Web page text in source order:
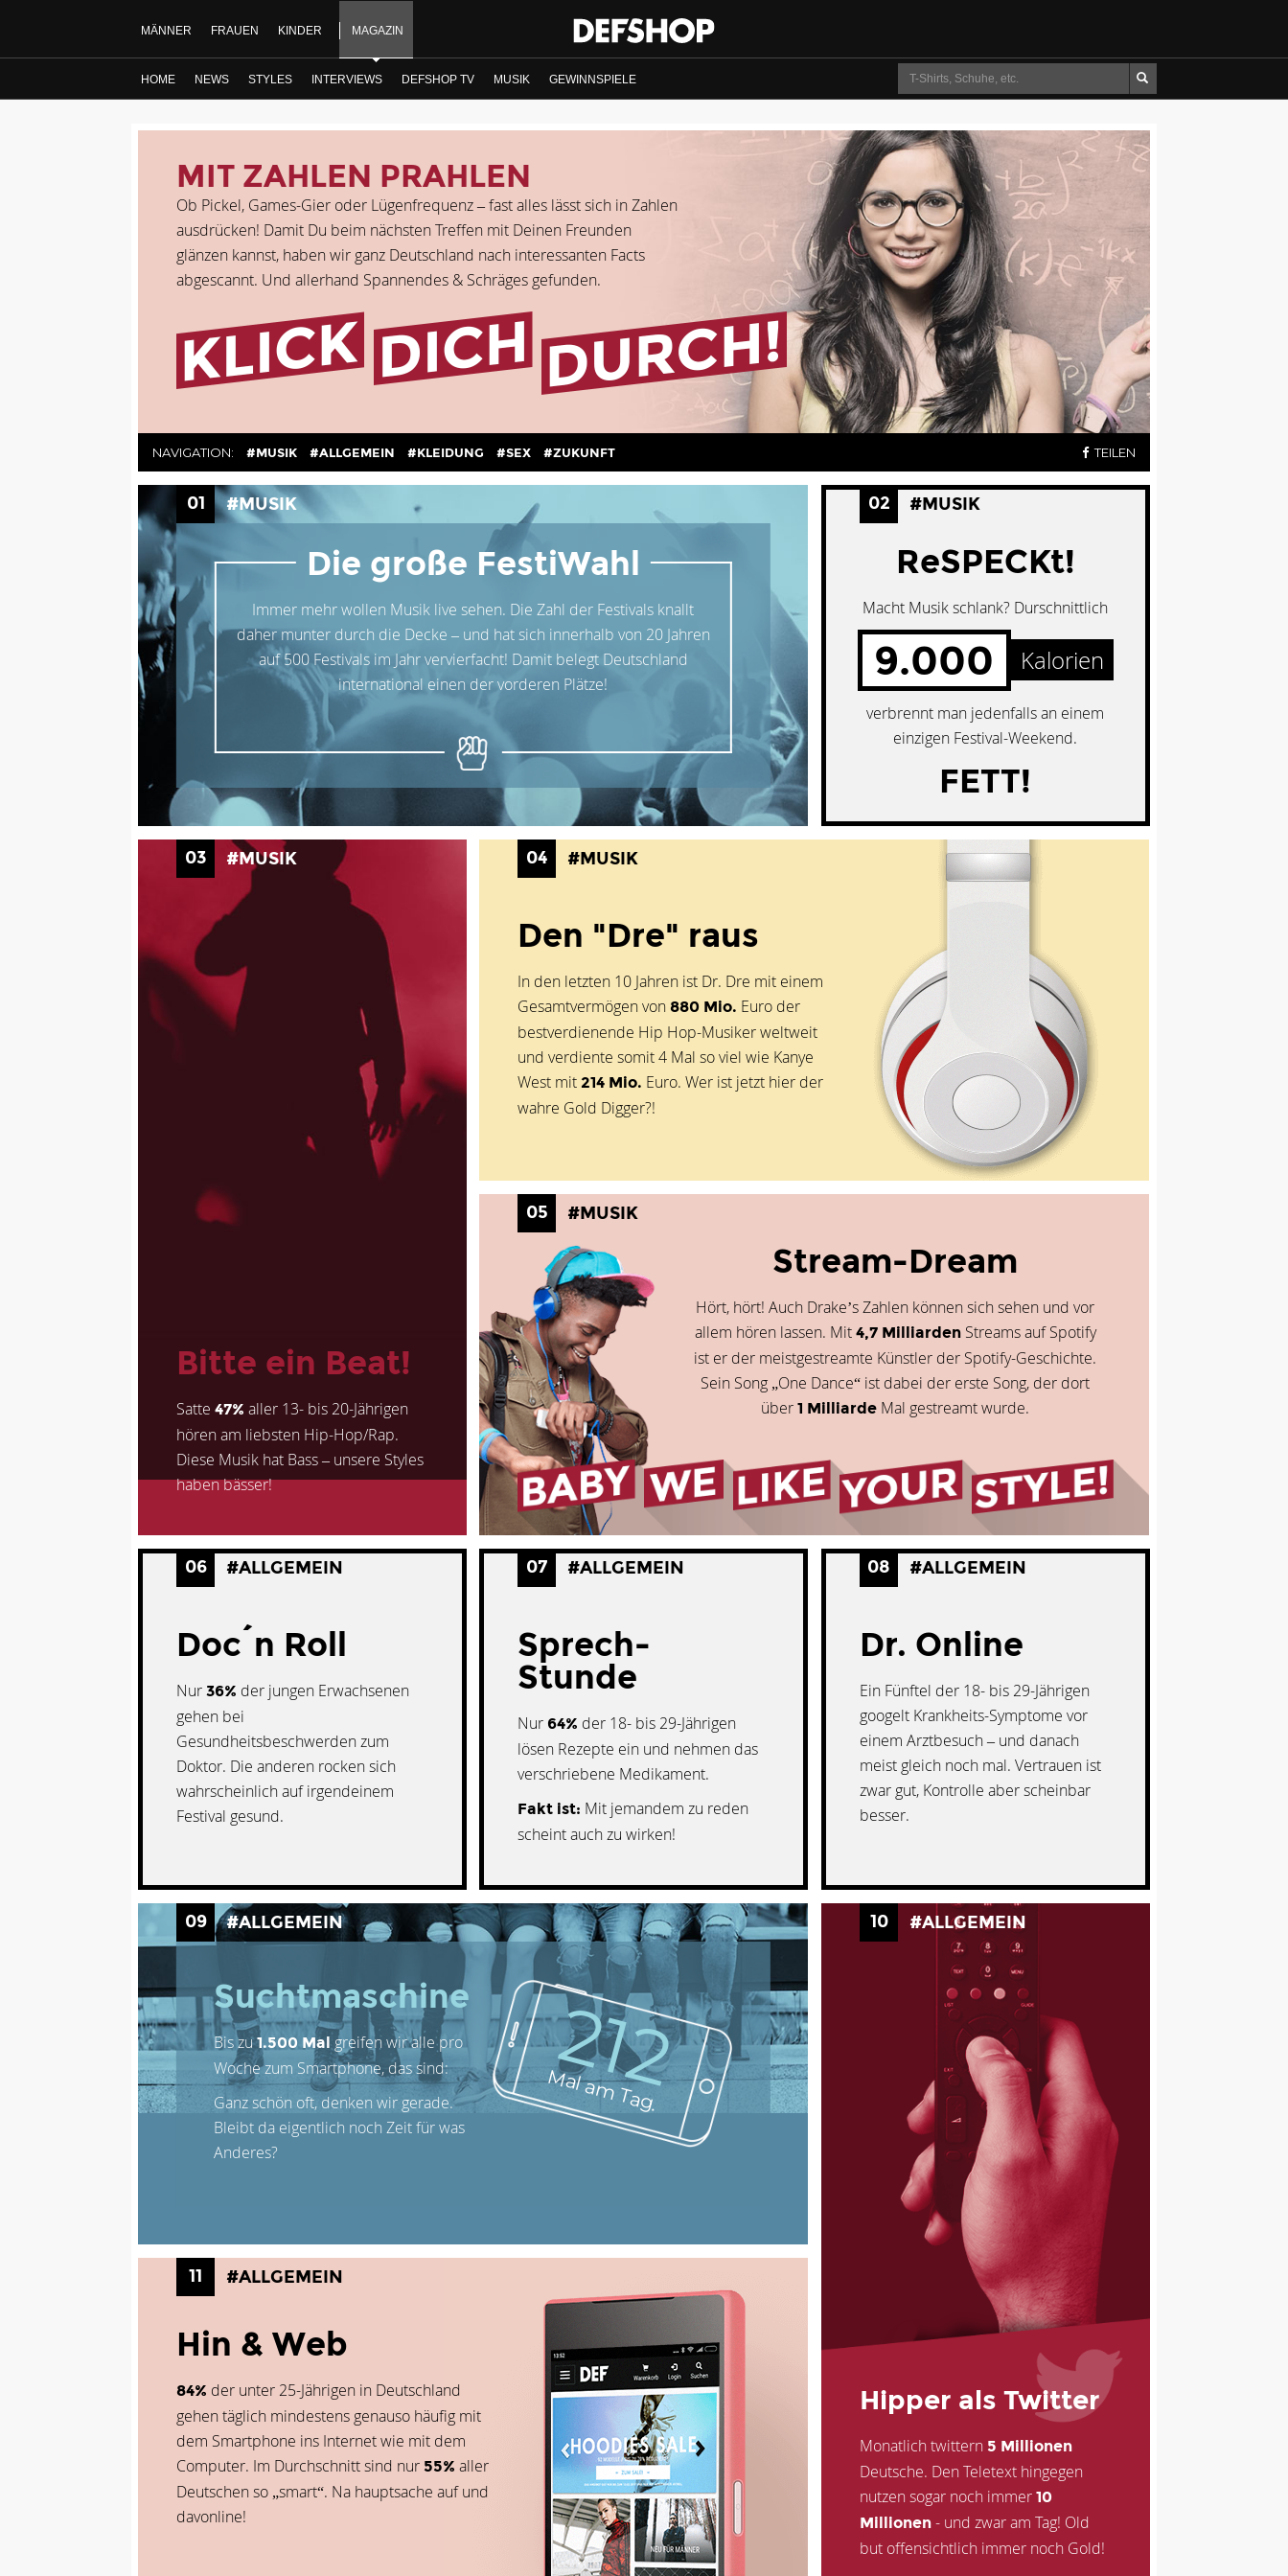
MÄNNER FRAUEN KINDER MAGAZIN
HOME NEWS STYLES INTERVIEWS DEFSHOP TV MUSIK GEWINNSPIELE
MIT ZAHLEN PRAHLEN
Ob Pickel, Games-Gier oder Lügenfrequenz – fast alles lässt sich in Zahlen
ausdrücken! Damit Du beim nächsten Treffen mit Deinen Freunden
glänzen kannst, haben wir ganz Deutschland nach interessanten Facts
abgescannt. Und allerhand Spannendes & Schräges gefunden.
NAVIGATION: #MUSIK #ALLGEMEIN #KLEIDUNG #SEX #ZUKUNFT TEILEN
01 #MUSIK
Die große FestiWahl
Immer mehr wollen Musik live sehen. Die Zahl der Festivals knallt
daher munter durch die Decke – und hat sich innerhalb von 20 Jahren
auf 500 Festivals im Jahr vervierfacht! Damit belegt Deutschland
international einen der vorderen Plätze!
02 #MUSIK
ReSPECKt!
Macht Musik schlank? Durschnittlich
9.000 Kalorien
verbrennt man jedenfalls an einem
einzigen Festival-Weekend.
FETT!
03 #MUSIK
Bitte ein Beat!
Satte 47% aller 13- bis 20-Jährigen
hören am liebsten Hip-Hop/Rap.
Diese Musik hat Bass – unsere Styles
haben bässer!
04 #MUSIK
Den "Dre" raus
In den letzten 10 Jahren ist Dr. Dre mit einem
Gesamt­vermögen von 880 Mio. Euro der
best­verdienende Hip Hop-Musiker weltweit
und verdiente somit 4 Mal so viel wie Kanye
West mit 214 Mio. Euro. Wer ist jetzt hier der
wahre Gold Digger?!
05 #MUSIK
Stream-Dream
Hört, hört! Auch Drake’s Zahlen können sich sehen und vor
allem hören lassen. Mit 4,7 MilliardenStreams auf Spotify
ist er der meistgestreamte Künstler der Spotify-Geschichte.
Sein Song „One Dance“ ist dabei der erste Song, der dort
über 1 Milliarde Mal gestreamt wurde.
06 #ALLGEMEIN
Doc´n Roll
Nur 36% der jungen Erwachsenen
gehen bei
Gesundheitsbeschwerden zum
Doktor. Die anderen rocken sich
wahrscheinlich auf irgendeinem
Festival gesund.
07 #ALLGEMEIN
Sprech-
Stunde
Nur 64% der 18- bis 29-Jährigen
lösen Rezepte ein und nehmen das
verschriebene Medikament.
Fakt ist: Mit jemandem zu reden
scheint auch zu wirken!
08 #ALLGEMEIN
Dr. Online
Ein Fünftel der 18- bis 29-Jährigen
googelt Krankheits-Symptome vor
einem Arztbesuch – und danach
meist gleich noch mal. Vertrauen ist
zwar gut, Kontrolle aber scheinbar
besser.
09 #ALLGEMEIN
Suchtmaschine
Bis zu1.500 Mal greifen wir alle pro
Woche zum Smartphone, das sind:
214
Mal am Tag.
Ganz schön oft, denken wir gerade.
Bleibt da eigentlich noch Zeit für was
Anderes?
10 #ALLGEMEIN
Hipper als Twitter
Monatlich twittern 5 Millionen
Deutsche. Den Teletext hingegen
nutzen sogar noch immer 10
Millionen - und zwar am Tag! Old
but offensichtlich immer noch Gold!
11 #ALLGEMEIN
Hin & Web
84% der unter 25-Jährigen in Deutschland
gehen täglich mindestens genauso häufig mit
dem Smartphone ins Internet wie mit dem
Computer. Im Durchschnitt sind nur 55% aller
Deutschen so „smart“. Na hauptsache auf und
davonline!